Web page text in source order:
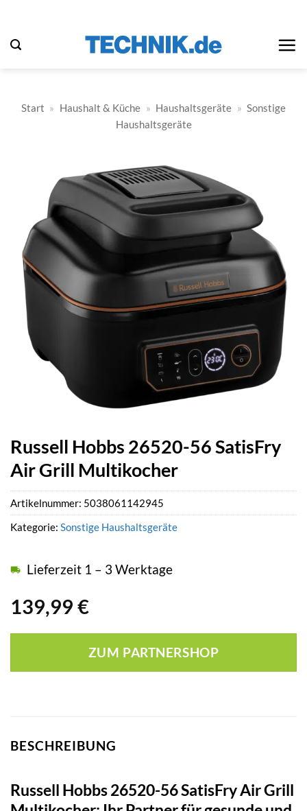
springen
Start » Haushalt & Küche » Haushaltsgeräte » Sonstige
Haushaltsgeräte
Russell Hobbs 26520-56 SatisFry
Air Grill Multikocher
139,99 €
Lieferzeit 1 – 3 Werktage
ZUM PARTNERSHOP
Artikelnummer: 5038061142945
Kategorie: Sonstige Haushaltsgeräte
BESCHREIBUNG
Russell Hobbs 26520-56 SatisFry Air Grill